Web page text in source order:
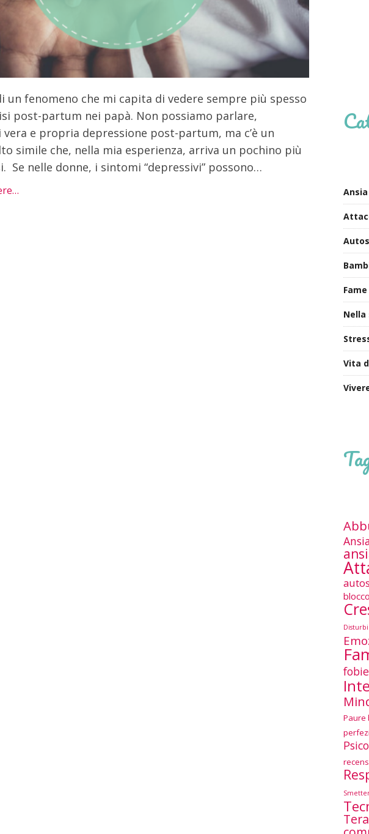
un fenomeno che mi capita di vedere sempre più spesso
post-partum nei papà. Non possiamo parlare,
vera e propria depressione post-partum, ma c’è un
simile che, nella mia esperienza, arriva un pochino più
Se nelle donne, i sintomi “depressivi” possono…
Ansia
Nella
Vita
blocco
fobie
Paure